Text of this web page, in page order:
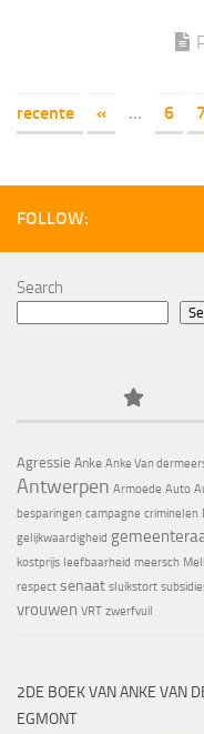
recente
« ... 6 7
FOLLOW:
Search
Agressie Anke Anke Van
Antwerpen Armoede Auto
besparingen campagne criminelen
gelijkwaardigheid
kostprijs leefbaarheid meersch
respect senaat sluikstort
vrouwen VRT zwerfvuil
2DE BOEK VAN ANKE VAN
EGMONT